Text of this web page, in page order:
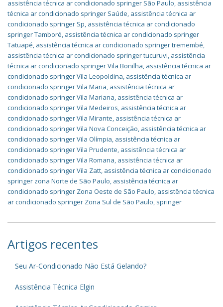
assistência técnica ar condicionado springer São Paulo, assistência
técnica ar condicionado springer Saúde, assistência técnica ar
condicionado springer Sp, assistência técnica ar condicionado
springer Tamboré, assistência técnica ar condicionado springer
Tatuapé, assistência técnica ar condicionado springer tremembé,
assistência técnica ar condicionado springer tucuruvi, assistência
técnica ar condicionado springer Vila Bonilha, assistência técnica ar
condicionado springer Vila Leopoldina, assistência técnica ar
condicionado springer Vila Maria, assistência técnica ar
condicionado springer Vila Mariana, assistência técnica ar
condicionado springer Vila Medeiros, assistência técnica ar
condicionado springer Vila Mirante, assistência técnica ar
condicionado springer Vila Nova Conceição, assistência técnica ar
condicionado springer Vila Olímpia, assistência técnica ar
condicionado springer Vila Prudente, assistência técnica ar
condicionado springer Vila Romana, assistência técnica ar
condicionado springer Vila Zatt, assistência técnica ar condicionado
springer zona Norte de São Paulo, assistência técnica ar
condicionado springer Zona Oeste de São Paulo, assistência técnica
ar condicionado springer Zona Sul de São Paulo, springer
Artigos recentes
Seu Ar-Condicionado Não Está Gelando?
Assistência Técnica Elgin